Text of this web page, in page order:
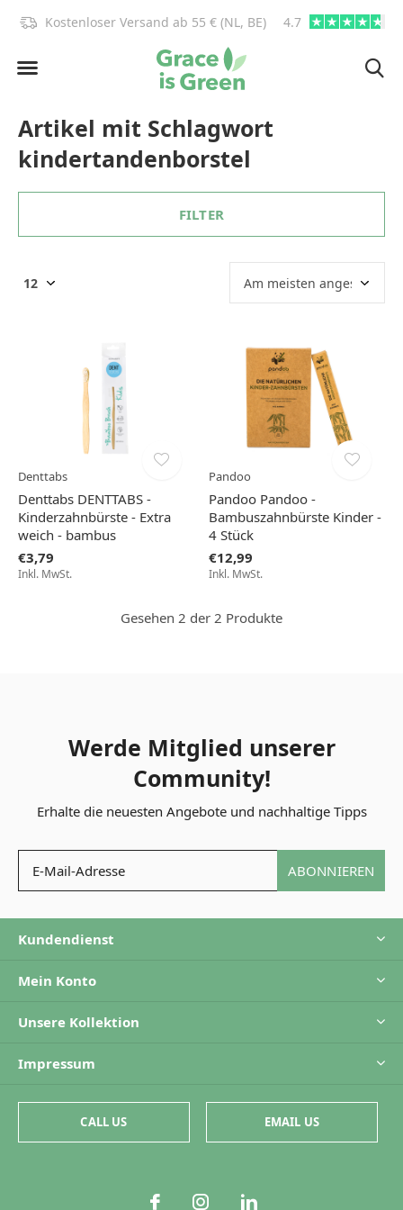
Kostenloser Versand ab 55 € (NL, BE) 4.7
Artikel mit Schlagwort
kindertandenborstel
FILTER
Denttabs
Denttabs DENTTABS -
Kinderzahnbürste - Extra
weich - bambus
€3,79
Inkl. MwSt.
Pandoo
Pandoo Pandoo -
Bambuszahnbürste Kinder -
4 Stück
€12,99
Inkl. MwSt.
Gesehen 2 der 2 Produkte
Werde Mitglied unserer
Community!
Erhalte die neuesten Angebote und nachhaltige Tipps
ABONNIEREN
Kundendienst
Mein Konto
Unsere Kollektion
Impressum
CALL US EMAIL US